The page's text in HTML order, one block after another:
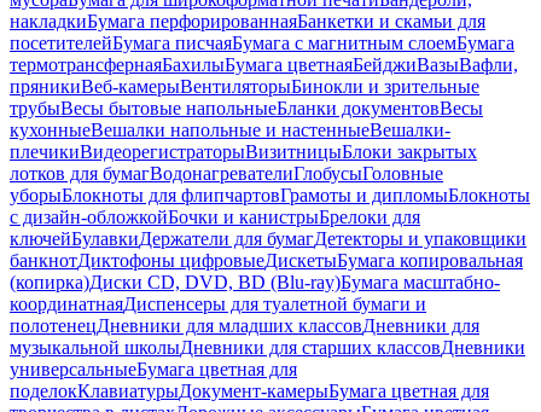
накладкиБумага перфорированнаяБанкетки и скамьи для
посетителейБумага писчаяБумага с магнитным слоемБумага
термотрансфернаяБахилыБумага цветнаяБейджиВазыВафли,
пряникиВеб-камерыВентиляторыБинокли и зрительные
трубыВесы бытовые напольныеБланки документовВесы
кухонныеВешалки напольные и настенныеВешалки-
плечикиВидеорегистраторыВизитницыБлоки закрытых
лотков для бумагВодонагревателиГлобусыГоловные
уборыБлокноты для флипчартовГрамоты и дипломыБлокноты
с дизайн-обложкойБочки и канистрыБрелоки для
ключейБулавкиДержатели для бумагДетекторы и упаковщики
банкнотДиктофоны цифровыеДискетыБумага копировальная
(копирка)Диски CD, DVD, BD (Blu-ray)Бумага масштабно-
координатнаяДиспенсеры для туалетной бумаги и
полотенецДневники для младших классовДневники для
музыкальной школыДневники для старших классовДневники
универсальныеБумага цветная для
поделокКлавиатурыДокумент-камерыБумага цветная для